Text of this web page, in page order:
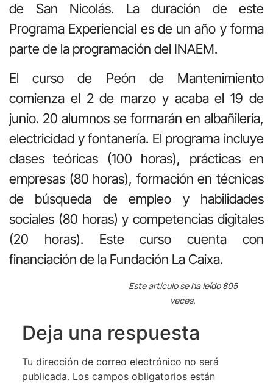
de San Nicolás. La duración de este
Programa Experiencial es de un año y forma
parte de la programación del INAEM.
El curso de Peón de Mantenimiento
comienza el 2 de marzo y acaba el 19 de
junio. 20 alumnos se formarán en albañilería,
electricidad y fontanería. El programa incluye
clases teóricas (100 horas), prácticas en
empresas (80 horas), formación en técnicas
de búsqueda de empleo y habilidades
sociales (80 horas) y competencias digitales
(20 horas). Este curso cuenta con
financiación de la Fundación La Caixa.
Este artículo se ha leído 805
veces.
Deja una respuesta
Tu dirección de correo electrónico no será
publicada. Los campos obligatorios están